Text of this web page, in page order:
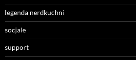
legenda nerdkuchni
socjale
support